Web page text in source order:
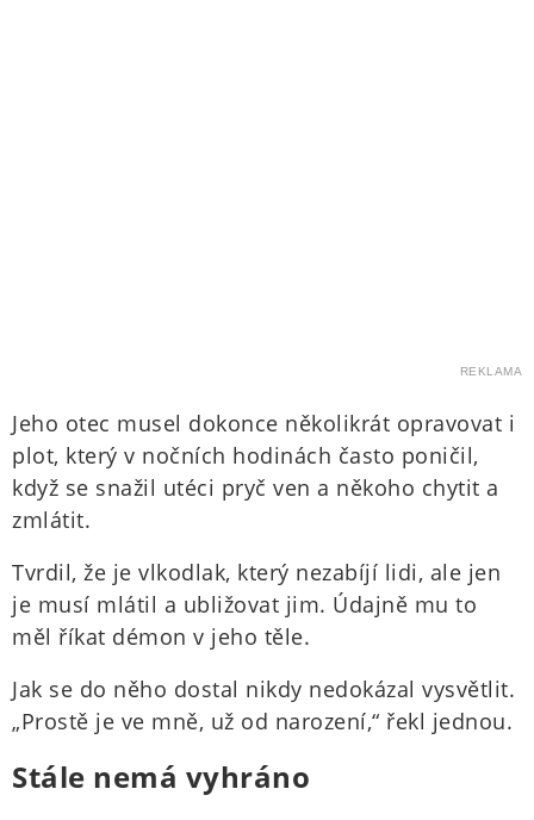
REKLAMA
Jeho otec musel dokonce několikrát opravovat i
plot, který v nočních hodinách často poničil,
když se snažil utéci pryč ven a někoho chytit a
zmlátit.
Tvrdil, že je vlkodlak, který nezabíjí lidi, ale jen
je musí mlátil a ubližovat jim. Údajně mu to
měl říkat démon v jeho těle.
Jak se do něho dostal nikdy nedokázal vysvětlit.
„Prostě je ve mně, už od narození,“ řekl jednou.
Stále nemá vyhráno